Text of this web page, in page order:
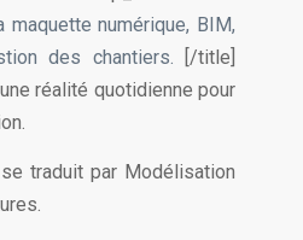
maquette numérique, BIM,
des chantiers.
[/title]
réalité quotidienne pour
traduit par Modélisation